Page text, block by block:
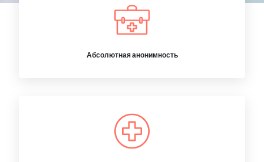
Абсолютная анонимность